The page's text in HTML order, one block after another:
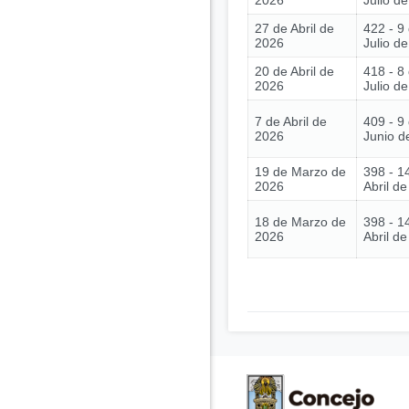
27 de Abril de
2026
422 - 9
Julio
20 de Abril de
2026
418 - 8
Julio
7 de Abril de
2026
409 - 9
Junio
19 de Marzo de
2026
398 -
Abril
18 de Marzo de
2026
398 -
Abril